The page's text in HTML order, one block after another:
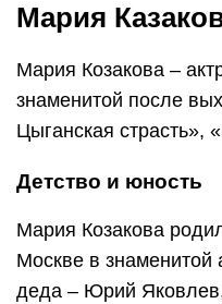
Мария
Мария Козакова –
знаменитой после
Цыганская страсть»,
Детство и юность
Мария Козакова
Москве в знаменитой
деда – Юрий